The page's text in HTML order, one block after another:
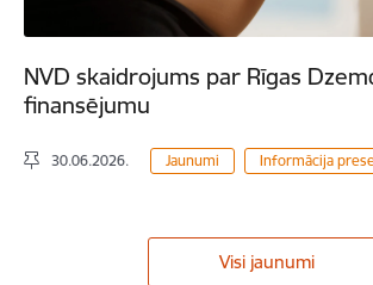
NVD skaidrojums par Rīgas
finansējumu
30.06.2026. Jaunumi Informācija
Visi jaunumi